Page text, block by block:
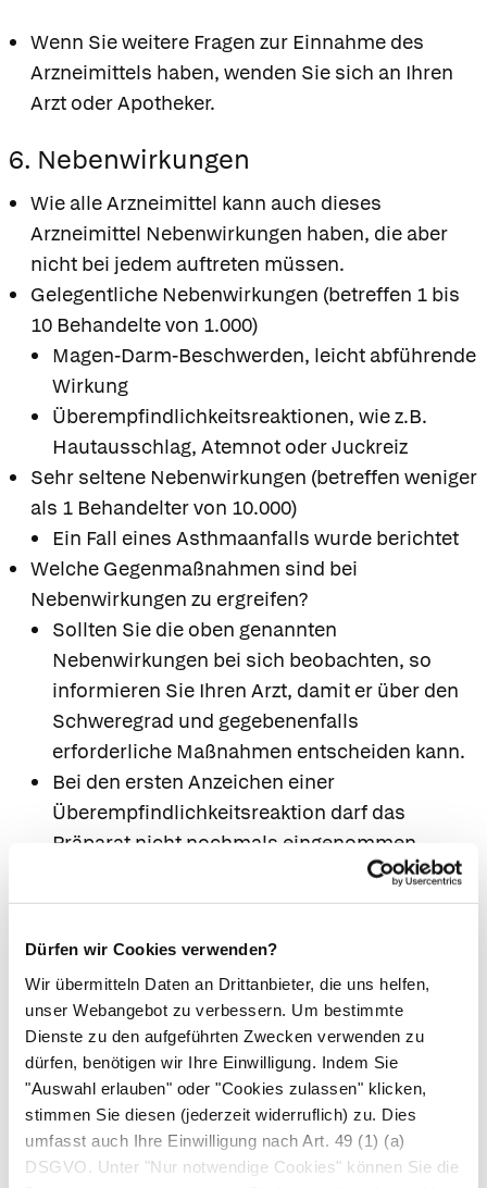
Dürfen wir Cookies verwenden?
Wir übermitteln Daten an Drittanbieter, die uns helfen,
unser Webangebot zu verbessern. Um bestimmte
Dienste zu den aufgeführten Zwecken verwenden zu
dürfen, benötigen wir Ihre Einwilligung. Indem Sie
"Auswahl erlauben" oder "Cookies zulassen" klicken,
stimmen Sie diesen (jederzeit widerruflich) zu. Dies
umfasst auch Ihre Einwilligung nach Art. 49 (1) (a)
DSGVO. Unter "Nur notwendige Cookies" können Sie die
Wenn Sie weitere Fragen zur Einnahme des
Arzneimittels haben, wenden Sie sich an Ihren
Arzt oder Apotheker.
6. Nebenwirkungen
Wie alle Arzneimittel kann auch dieses
Arzneimittel Nebenwirkungen haben, die aber
nicht bei jedem auftreten müssen.
Gelegentliche Nebenwirkungen (betreffen 1 bis
10 Behandelte von 1.000)
Magen-Darm-Beschwerden, leicht abführende
Wirkung
Überempfindlichkeitsreaktionen, wie z.B.
Hautausschlag, Atemnot oder Juckreiz
Sehr seltene Nebenwirkungen (betreffen weniger
als 1 Behandelter von 10.000)
Ein Fall eines Asthmaanfalls wurde berichtet
Welche Gegenmaßnahmen sind bei
Nebenwirkungen zu ergreifen?
Sollten Sie die oben genannten
Nebenwirkungen bei sich beobachten, so
informieren Sie Ihren Arzt, damit er über den
Schweregrad und gegebenenfalls
erforderliche Maßnahmen entscheiden kann.
Bei den ersten Anzeichen einer
Überempfindlichkeitsreaktion darf das
Präparat nicht nochmals eingenommen
Wenn Sie Nebenwirkungen bemerken, wenden
sind.
7. Wechselwirkungen
Einnahme zusammen mit anderen Arzneimitteln
Informieren Sie Ihren Arzt oder Apotheker
wenn Sie andere Arzneimittel anwenden,